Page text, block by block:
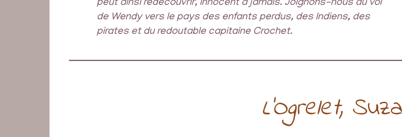
peut ainsi redécouvrir, innocent à jamais. Joignons-nous au vol
de Wendy vers le pays des enfants perdus, des Indiens, des
pirates et du redoutable capitaine Crochet.
L’Ogrelet,